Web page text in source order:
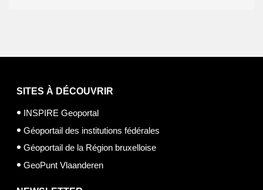
SITES À DÉCOUVRIR
INSPIRE Geoportal
Géoportail des institutions fédérales
Géoportail de la Région bruxelloise
GeoPunt Vlaanderen